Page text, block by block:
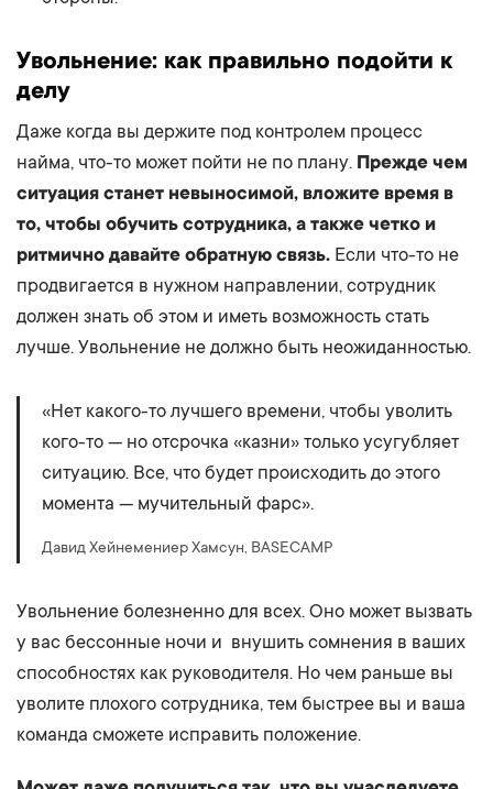
Увольнение: как правильно подойти к
делу
Даже когда вы держите под контролем процесс
найма, что-то может пойти не по плану. Прежде чем
ситуация станет невыносимой, вложите время в
то, чтобы обучить сотрудника, а также четко и
ритмично давайте обратную связь. Если что-то не
продвигается в нужном направлении, сотрудник
должен знать об этом и иметь возможность стать
лучше. Увольнение не должно быть неожиданностью.
​​«Нет какого-то лучшего времени, чтобы уволить
кого-то — но отсрочка «казни» только усугубляет
ситуацию. Все, что будет происходить до этого
момента — мучительный фарс».
Давид Хейнемениер Хамсун, BASECAMP
Увольнение болезненно для всех. Оно может вызвать
у вас бессонные ночи и внушить сомнения в ваших
способностях как руководителя. Но чем раньше вы
уволите плохого сотрудника, тем быстрее вы и ваша
команда сможете исправить положение.